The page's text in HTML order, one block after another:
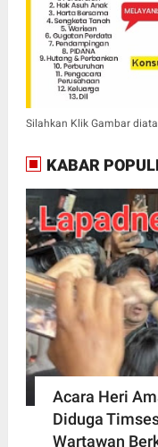
Silahkan Klik Gambar
KABAR
Acara Heri
Diduga
Wartawan